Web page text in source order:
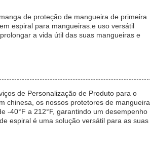
de proteção de mangueira de primeira
espiral para mangueiras.e uso versátil
a vida útil das suas mangueiras e
de Personalização de Produto para o
chinesa, os nossos protetores de mangueira
-40°F a 212°F, garantindo um desempenho
espiral é uma solução versátil para as suas